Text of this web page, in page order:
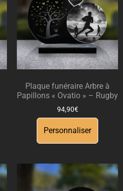
Plaque funéraire Arbre à
Papillons « Ovatio » – Rugby
94,90€
Personnaliser